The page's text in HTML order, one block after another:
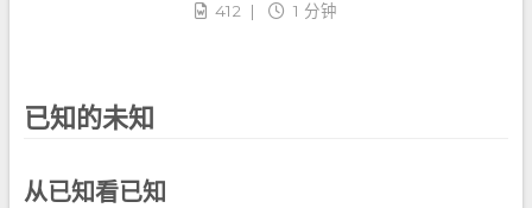
412
1 分钟
已知的未知
从已知看已知